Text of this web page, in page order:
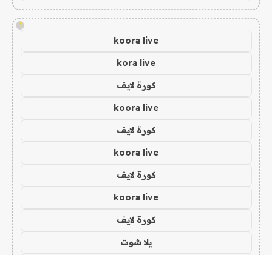
!
koora live
kora live
كورة لايف
koora live
كورة لايف
koora live
كورة لايف
koora live
كورة لايف
يلا شوت